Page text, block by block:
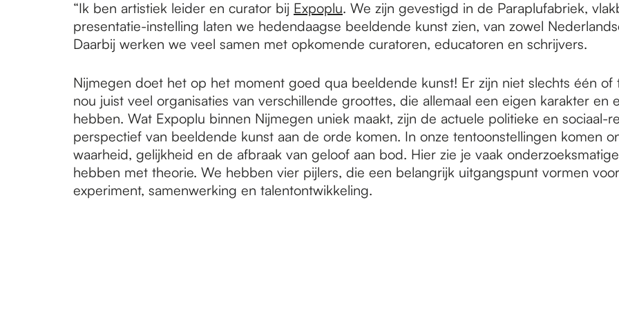
“Ik ben artistiek leider en curator bij Expoplu. We zijn gevestigd in de Paraplufabriek,
presentatie-instelling laten we hedendaagse beeldende kunst zien, van zowel
Daarbij werken we veel samen met opkomende curatoren, educatoren en schrijvers.
Nijmegen doet het op het moment goed qua beeldende kunst! Er zijn niet slechts één of
nou juist veel organisaties van verschillende groottes, die allemaal een eigen karakter en
hebben. Wat Expoplu binnen Nijmegen uniek maakt, zijn de actuele politieke en sociaal-
perspectief van beeldende kunst aan de orde komen. In onze tentoonstellingen komen
waarheid, gelijkheid en de afbraak van geloof aan bod. Hier zie je vaak
hebben met theorie. We hebben vier pijlers, die een belangrijk uitgangspunt vormen
experiment, samenwerking en talentontwikkeling.